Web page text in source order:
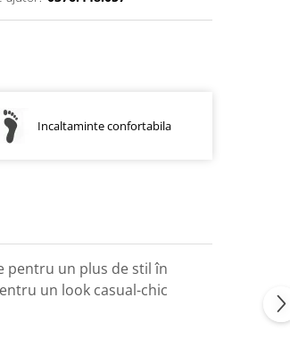
Incaltaminte confortabila
pentru un plus de stil în
un look casual-chic